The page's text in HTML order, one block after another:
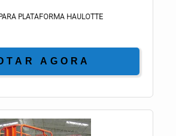
PLATAFORMA HAULOTTE
AGORA